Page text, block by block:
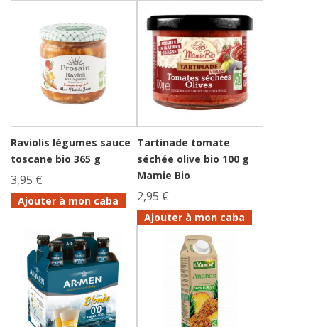
Raviolis légumes sauce
toscane bio 365 g
3,95 €
Ajouter à mon caba
Tartinade tomate
séchée olive bio 100 g
Mamie Bio
2,95 €
Ajouter à mon caba